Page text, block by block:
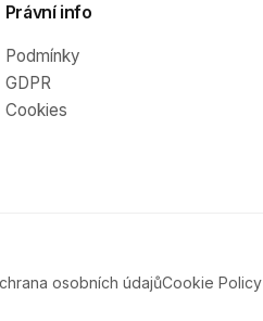
Právní info
Podmínky
GDPR
Cookies
osobních údajůCookie Policy